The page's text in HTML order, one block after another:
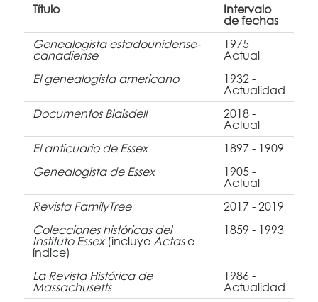
Título
Intervalo
de fechas
Genealogista estadounidense-
canadiense
1975 -
Actual
El genealogista americano
1932 -
Actualidad
Documentos Blaisdell
2018 -
Actual
El anticuario de Essex
1897 - 1909
Genealogista de Essex
1905 -
Actual
Revista FamilyTree
2017 - 2019
Colecciones históricas del
Instituto Essex(incluye Actase
índice)
1859 - 1993
La Revista Histórica de
Massachusetts
1986 -
Actualidad